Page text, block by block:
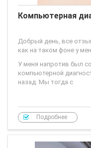
Компьютерная
Добрый день, все
как на таком фоне у
У меня напротив был
компьютерной
назад. Мы тогда с
Подробнее